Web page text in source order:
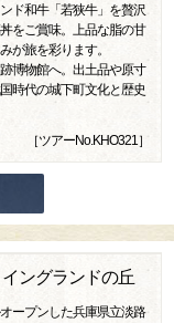
ド和牛「若狭牛」を贅沢
をご賞味。上品な脂の甘
が旅を彩ります。
博物館へ。出土品や原寸
時代の城下町文化と歴史
［ツアーNo.KHO321］
ングランドの丘
ープンした兵庫県立淡路